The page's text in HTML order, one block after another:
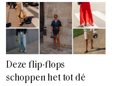
Deze flip-flops
schoppen het tot dé